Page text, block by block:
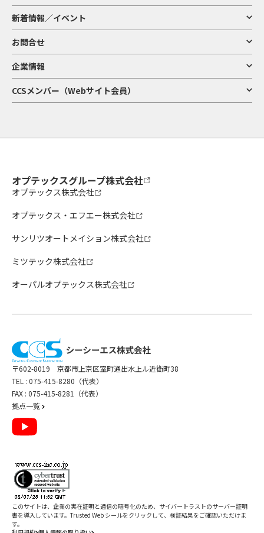
新着情報／イベント
お問合せ
企業情報
CCSメンバー（Webサイト会員）
オプテックスグループ株式会社
オプテックス株式会社
オプテックス・エフエー株式会社
サンリツオートメイション株式会社
ミツテック株式会社
オーパルオプテックス株式会社
〒602-8019 京都市上京区室町通出水上ル近衛町38
TEL : 075-415-8280（代表）
FAX : 075-415-8281（代表）
拠点一覧
このサイトは、企業の実在証明と通信の暗号化のため、サイバートラストのサーバー証明
書を導入しています。Trusted Web シールをクリックして、検証結果をご確認いただけま
す。